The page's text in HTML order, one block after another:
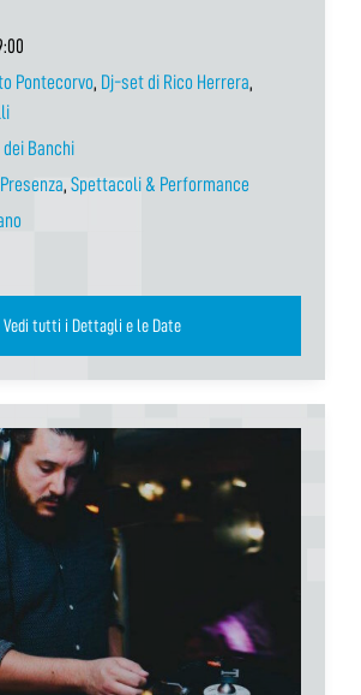
Pontecorvo, Dj-set di Rico Herrera,
dei Banchi
, Spettacoli & Performance
Vedi tutti i Dettagli e le Date